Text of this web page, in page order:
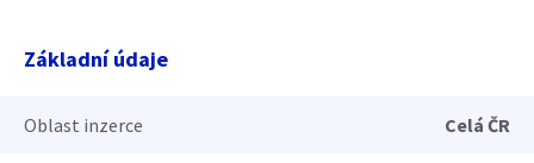
Základní údaje
Oblast inzerce Celá ČR